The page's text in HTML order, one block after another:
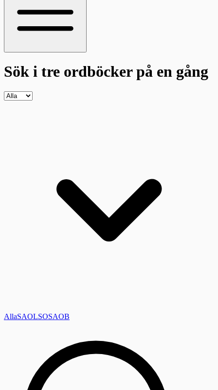
Sök i tre ordböckerpå en gång
AllaSAOLSOSAOB